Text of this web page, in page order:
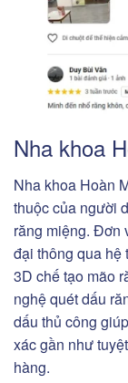
Nha khoa
Nha khoa Hoàn
thuộc của người
răng miệng. Đơn
đại thông qua hệ
3D chế tạo mão
nghệ quét dấu
dấu thủ công
xác gần như
hàng.